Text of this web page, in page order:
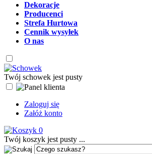
Dekoracje
Producenci
Strefa Hurtowa
Cennik wysyłek
O nas
Twój schowek jest pusty
Zaloguj się
Załóż konto
0
Twój koszyk jest pusty ...